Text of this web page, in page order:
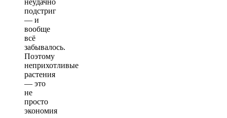
подстриг
— и
вообще
всё
забывалось.
Поэтому
неприхотливые
растения
— это
не
просто
экономия